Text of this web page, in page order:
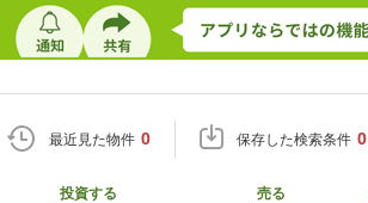
最近見た物件 0 保存した検索条件 0
投資する 売る